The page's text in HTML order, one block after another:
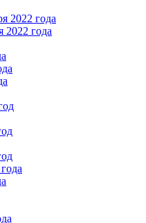
2022 года
года